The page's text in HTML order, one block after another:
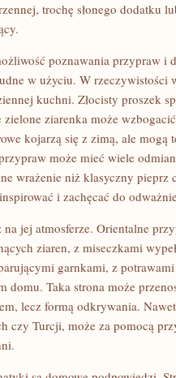
trochę słonego dodatku
poznawania przypraw i
w użyciu. W rzeczywistości
kuchni. Złocisty proszek
ziarenka może
kojarzą się z zimą, ale mogą
może mieć wiele
wrażenie niż klasyczny
i zachęcać do
jej atmosferze. Orientalne
ziaren, z miseczkami
garnkami, z
domu. Taka strona może
lecz formą odkrywania.
czy Turcji, może za pomocą